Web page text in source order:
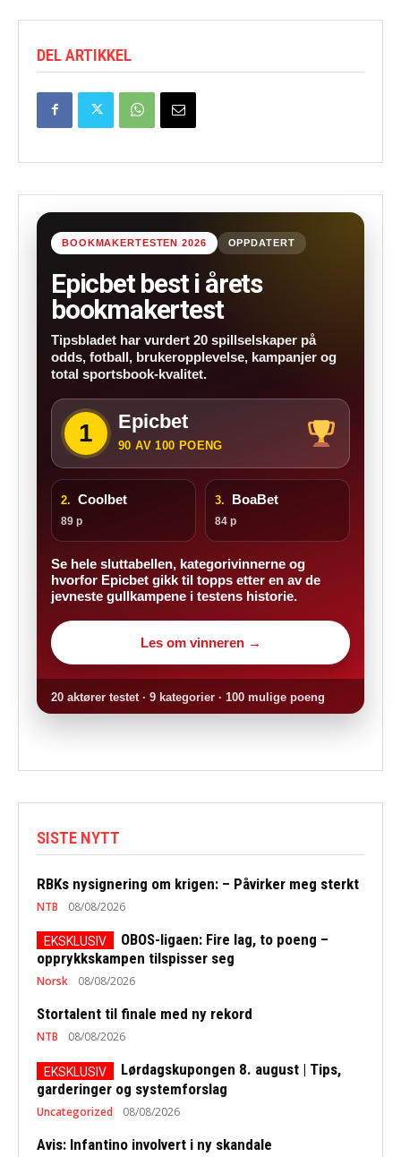
DEL ARTIKKEL
BOOKMAKERTESTEN 2026 OPPDATERT
Epicbet best i årets
bookmakertest
Tipsbladet har vurdert 20 spillselskaper på
odds, fotball, brukeropplevelse, kampanjer og
total sportsbook-kvalitet.
1 Epicbet
90 AV 100 POENG
2. Coolbet
89 p
3. BoaBet
84 p
Se hele sluttabellen, kategorivinnerne og
hvorfor Epicbet gikk til topps etter en av de
jevneste gullkampene i testens historie.
Les om vinneren →
20 aktører testet · 9 kategorier · 100 mulige poeng
SISTE NYTT
RBKs nysignering om krigen: – Påvirker meg sterkt
NTB 08/08/2026
OBOS-ligaen: Fire lag, to poeng –
opprykkskampen tilspisser seg
Norsk 08/08/2026
Stortalent til finale med ny rekord
NTB 08/08/2026
Lørdagskupongen 8. august | Tips,
garderinger og systemforslag
Uncategorized 08/08/2026
Avis: Infantino involvert i ny skandale